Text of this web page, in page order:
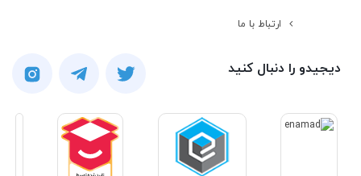
ارتباط با ما
دیجیدو را دنبال کنید